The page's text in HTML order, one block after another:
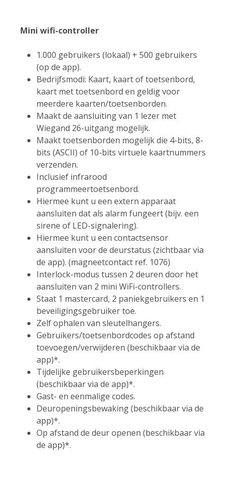
Mini wifi-controller
1.000 gebruikers (lokaal) + 500 gebruikers
(op de app).
Bedrijfsmodi: Kaart, kaart of toetsenbord,
kaart met toetsenbord en geldig voor
meerdere kaarten/toetsenborden.
Maakt de aansluiting van 1 lezer met
Wiegand 26-uitgang mogelijk.
Maakt toetsenborden mogelijk die 4-bits, 8-
bits (ASCII) of 10-bits virtuele kaartnummers
verzenden.
Inclusief infrarood
programmeertoetsenbord.
Hiermee kunt u een extern apparaat
aansluiten dat als alarm fungeert (bijv. een
sirene of LED-signalering).
Hiermee kunt u een contactsensor
aansluiten voor de deurstatus (zichtbaar via
de app). (magneetcontact ref. 1076)
Interlock-modus tussen 2 deuren door het
aansluiten van 2 mini WiFi-controllers.
Staat 1 mastercard, 2 paniekgebruikers en 1
beveiligingsgebruiker toe.
Zelf ophalen van sleutelhangers.
Gebruikers/toetsenbordcodes op afstand
toevoegen/verwijderen (beschikbaar via de
app)*.
Tijdelijke gebruikersbeperkingen
(beschikbaar via de app)*.
Gast- en eenmalige codes.
Deuropeningsbewaking (beschikbaar via de
app)*.
Op afstand de deur openen (beschikbaar via
de app)*.